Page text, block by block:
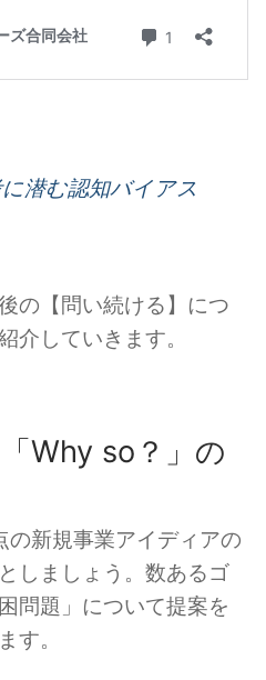
に潜む認知バイアス
の【問い続ける】につ
介していきます。
Why so？」の
の新規事業アイディアの
しましょう。数あるゴ
問題」について提案を
す。